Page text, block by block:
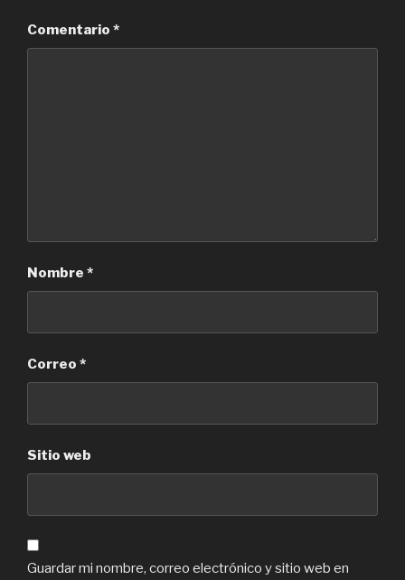
Comentario *
Nombre *
Correo *
Sitio web
Guardar mi nombre, correo electrónico y sitio web en